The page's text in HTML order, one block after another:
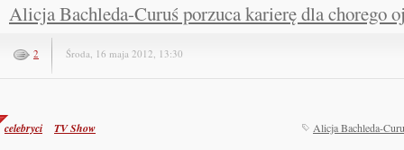
Alicja Bachleda-Curuś porzuca karierę dla chorego
2 Środa, 16 maja 2012, 13:30
celebryci TV Show Alicja Bachleda-